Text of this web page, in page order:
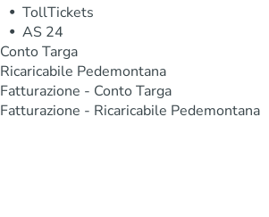
TollTickets
AS 24
Conto Targa
Ricaricabile Pedemontana
Fatturazione - Conto Targa
Fatturazione - Ricaricabile Pedemontana